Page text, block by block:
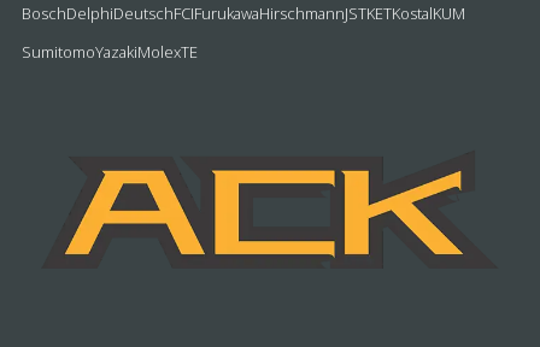
BoschDelphiDeutschFCIFurukawaHirschmannJSTKETKostalKUM
SumitomoYazakiMolexTE